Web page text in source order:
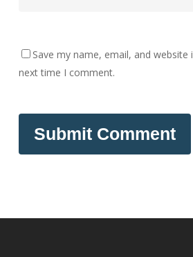
Save my name, email, and
next time I comment.